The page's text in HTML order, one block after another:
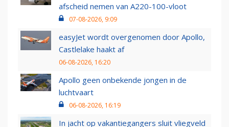
afscheid nemen van A220-100-vloot
07-08-2026, 9:09
easyJet wordt overgenomen door Apollo,
Castlelake haakt af
06-08-2026, 16:20
Apollo geen onbekende jongen in de
luchtvaart
06-08-2026, 16:19
In jacht op vakantiegangers sluit vliegveld